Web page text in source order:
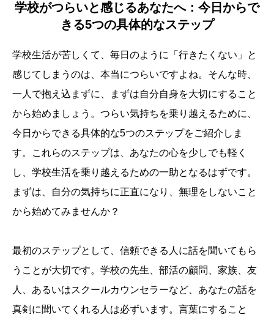
学校がつらいと感じるあなたへ：今日からで
きる5つの具体的なステップ
学校生活が苦しくて、毎日のように「行きたくない」と
感じてしまうのは、本当につらいですよね。そんな時、
一人で抱え込まずに、まずは自分自身を大切にすること
から始めましょう。つらい気持ちを乗り越えるために、
今日からできる具体的な5つのステップをご紹介しま
す。これらのステップは、あなたの心を少しでも軽く
し、学校生活を乗り越えるための一助となるはずです。
まずは、自分の気持ちに正直になり、無理をしないこと
から始めてみませんか？
最初のステップとして、信頼できる人に話を聞いてもら
うことが大切です。学校の先生、部活の顧問、家族、友
人、あるいはスクールカウンセラーなど、あなたの話を
真剣に聞いてくれる人は必ずいます。言葉にすること